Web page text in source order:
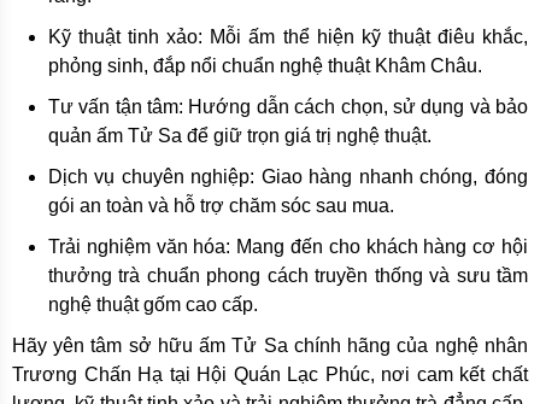
Kỹ thuật tinh xảo: Mỗi ấm thể hiện kỹ thuật điêu khắc,
phỏng sinh, đắp nổi chuẩn nghệ thuật Khâm Châu.
Tư vấn tận tâm: Hướng dẫn cách chọn, sử dụng và bảo
quản ấm Tử Sa để giữ trọn giá trị nghệ thuật.
Dịch vụ chuyên nghiệp: Giao hàng nhanh chóng, đóng
gói an toàn và hỗ trợ chăm sóc sau mua.
Trải nghiệm văn hóa: Mang đến cho khách hàng cơ hội
thưởng trà chuẩn phong cách truyền thống và sưu tầm
nghệ thuật gốm cao cấp.
Hãy yên tâm sở hữu ấm Tử Sa chính hãng của nghệ nhân
Trương Chấn Hạ tại Hội Quán Lạc Phúc, nơi cam kết chất